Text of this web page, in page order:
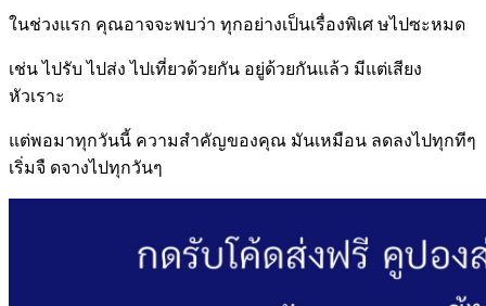
ในช่วงแรก คุณอาจจะพบว่า ทุกอย่างเป็นเรื่องพิเศ ษไปซะหมด
เช่น ไปรับ ไปส่ง ไปเที่ยวด้วยกัน อยู่ด้วยกันแล้ว มีแต่เสียง
หัวเราะ
แต่พอมาทุกวันนี้ ความสำคัญของคุณ มันเหมือน ลดลงไปทุกทีๆ
เริ่มจื ดจางไปทุกวันๆ